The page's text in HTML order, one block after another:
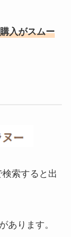
入がスムー
検索すると出
あります。